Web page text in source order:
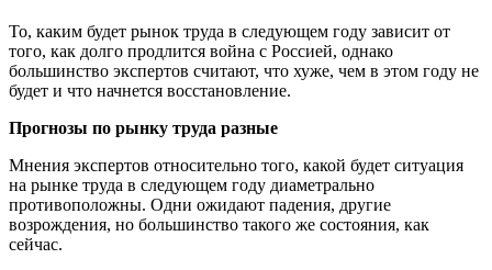
То, каким будет рынок труда в следующем году зависит от
того, как долго продлится война с Россией, однако
большинство экспертов считают, что хуже, чем в этом году не
будет и что начнется восстановление.
Прогнозы по рынку труда разные
Мнения экспертов относительно того, какой будет ситуация
на рынке труда в следующем году диаметрально
противоположны. Одни ожидают падения, другие
возрождения, но большинство такого же состояния, как
сейчас.